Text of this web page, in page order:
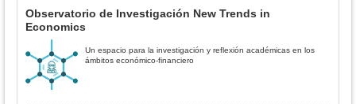
Observatorio de Investigación New Trends in
Economics
Un espacio para la investigación y reflexión académicas en los
ámbitos económico-financiero